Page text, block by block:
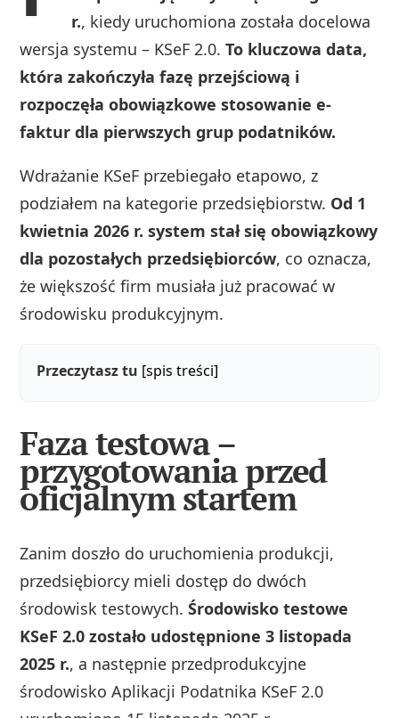
r., kiedy uruchomiona została docelowa
wersja systemu – KSeF 2.0.To kluczowa data,
która zakończyła fazę przejściową i
rozpoczęła obowiązkowe stosowanie e-
faktur dla pierwszych grup podatników.
Wdrażanie KSeF przebiegało etapowo, z
podziałem na kategorie przedsiębiorstw. Od 1
kwietnia 2026 r. system stał się obowiązkowy
dla pozostałych przedsiębiorców, co oznacza,
że większość firm musiała już pracować w
środowisku produkcyjnym.
Przeczytasz tu [spis treści]
Faza testowa –
przygotowania przed
oficjalnym startem
Zanim doszło do uruchomienia produkcji,
przedsiębiorcy mieli dostęp do dwóch
środowisk testowych.Środowisko testowe
KSeF 2.0 zostało udostępnione 3 listopada
2025 r., a następnie przedprodukcyjne
środowisko Aplikacji Podatnika KSeF 2.0